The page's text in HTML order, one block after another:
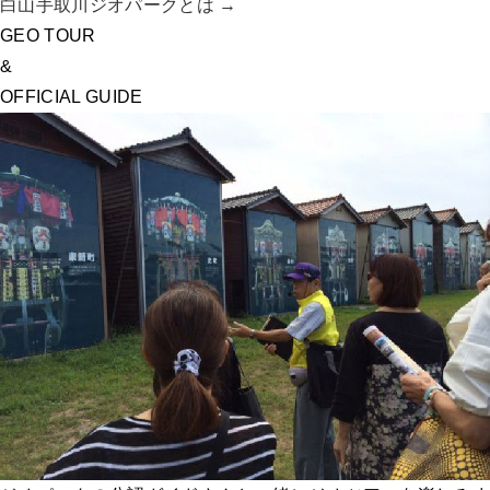
白山手取川ジオパークとは →
GEO TOUR
&
OFFICIAL GUIDE